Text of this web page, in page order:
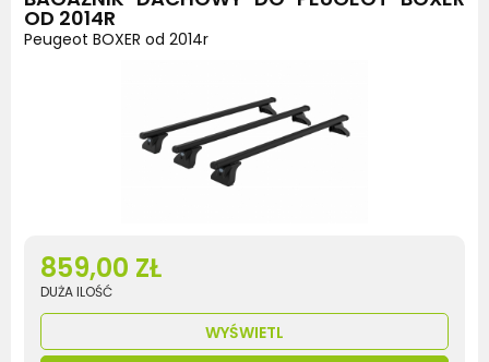
OD 2014R
Peugeot BOXER od 2014r
859,00 ZŁ
DUŻA ILOŚĆ
WYŚWIETL